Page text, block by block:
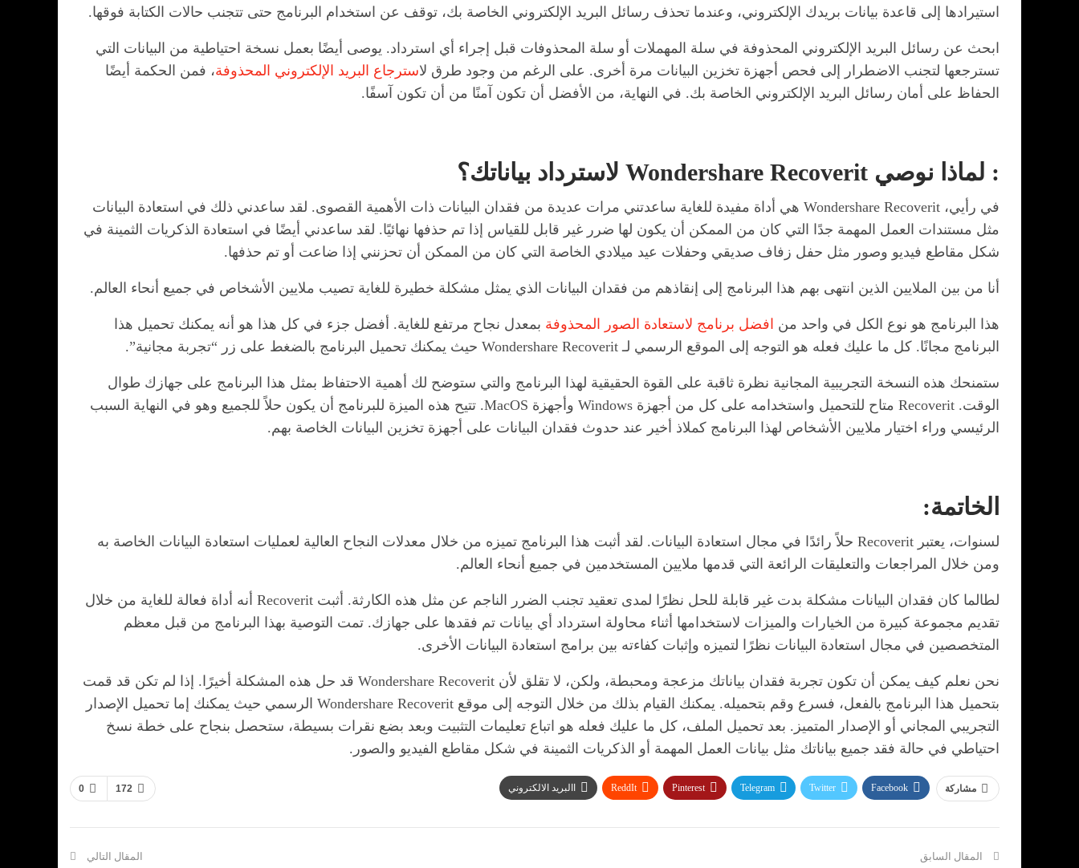
استيرادها إلى قاعدة بيانات بريدك الإلكتروني، وعندما تحذف رسائل البريد الإلكتروني الخاصة بك، توقف عن استخدام البرنامج حتى تتجنب حالات الكتابة فوقها.
ابحث عن رسائل البريد الإلكتروني المحذوفة في سلة المهملات أو سلة المحذوفات قبل إجراء أي استرداد. يوصى أيضًا بعمل نسخة احتياطية من البيانات التي
تسترجعها لتجنب الاضطرار إلى فحص أجهزة تخزين البيانات مرة أخرى. على الرغم من وجود طرق لاسترجاع البريد الإلكتروني المحذوفة، فمن الحكمة أيضًا
الحفاظ على أمان رسائل البريد الإلكتروني الخاصة بك. في النهاية، من الأفضل أن تكون آمنًا من أن تكون آسفًا.
: لماذا نوصي Wondershare Recoverit لاسترداد بياناتك؟
في رأيي، Wondershare Recoverit هي أداة مفيدة للغاية ساعدتني مرات عديدة من فقدان البيانات ذات الأهمية القصوى. لقد ساعدني ذلك في استعادة البيانات
مثل مستندات العمل المهمة جدًا التي كان من الممكن أن يكون لها ضرر غير قابل للقياس إذا تم حذفها نهائيًا. لقد ساعدني أيضًا في استعادة الذكريات الثمينة في
شكل مقاطع فيديو وصور مثل حفل زفاف صديقي وحفلات عيد ميلادي الخاصة التي كان من الممكن أن تحزنني إذا ضاعت أو تم حذفها.
أنا من بين الملايين الذين انتهى بهم هذا البرنامج إلى إنقاذهم من فقدان البيانات الذي يمثل مشكلة خطيرة للغاية تصيب ملايين الأشخاص في جميع أنحاء العالم.
هذا البرنامج هو نوع الكل في واحد من افضل برنامج لاستعادة الصور المحذوفة بمعدل نجاح مرتفع للغاية. أفضل جزء في كل هذا هو أنه يمكنك تحميل هذا
البرنامج مجانًا. كل ما عليك فعله هو التوجه إلى الموقع الرسمي لـ Wondershare Recoverit حيث يمكنك تحميل البرنامج بالضغط على زر “تجربة مجانية”.
ستمنحك هذه النسخة التجريبية المجانية نظرة ثاقبة على القوة الحقيقية لهذا البرنامج والتي ستوضح لك أهمية الاحتفاظ بمثل هذا البرنامج على جهازك طوال
الوقت. Recoverit متاح للتحميل واستخدامه على كل من أجهزة Windows وأجهزة MacOS. تتيح هذه الميزة للبرنامج أن يكون حلاً للجميع وهو في النهاية السبب
الرئيسي وراء اختيار ملايين الأشخاص لهذا البرنامج كملاذ أخير عند حدوث فقدان البيانات على أجهزة تخزين البيانات الخاصة بهم.
الخاتمة:
لسنوات، يعتبر Recoverit حلاً رائدًا في مجال استعادة البيانات. لقد أثبت هذا البرنامج تميزه من خلال معدلات النجاح العالية لعمليات استعادة البيانات الخاصة به
ومن خلال المراجعات والتعليقات الرائعة التي قدمها ملايين المستخدمين في جميع أنحاء العالم.
لطالما كان فقدان البيانات مشكلة بدت غير قابلة للحل نظرًا لمدى تعقيد تجنب الضرر الناجم عن مثل هذه الكارثة. أثبت Recoverit أنه أداة فعالة للغاية من خلال
تقديم مجموعة كبيرة من الخيارات والميزات لاستخدامها أثناء محاولة استرداد أي بيانات تم فقدها على جهازك. تمت التوصية بهذا البرنامج من قبل معظم
المتخصصين في مجال استعادة البيانات نظرًا لتميزه وإثبات كفاءته بين برامج استعادة البيانات الأخرى.
نحن نعلم كيف يمكن أن تكون تجربة فقدان بياناتك مزعجة ومحبطة، ولكن، لا تقلق لأن Wondershare Recoverit قد حل هذه المشكلة أخيرًا. إذا لم تكن قد قمت
بتحميل هذا البرنامج بالفعل، فسرع وقم بتحميله. يمكنك القيام بذلك من خلال التوجه إلى موقع Wondershare Recoverit الرسمي حيث يمكنك إما تحميل الإصدار
التجريبي المجاني أو الإصدار المتميز. بعد تحميل الملف، كل ما عليك فعله هو اتباع تعليمات التثبيت وبعد بضع نقرات بسيطة، ستحصل بنجاح على خطة نسخ
احتياطي في حالة فقد جميع بياناتك مثل بيانات العمل المهمة أو الذكريات الثمينة في شكل مقاطع الفيديو والصور.
0 172 مشاركة Facebook
Twitter
Telegram
Pinterest
ReddIt االبريد الالكتروني
المقال السابق المقال التالي